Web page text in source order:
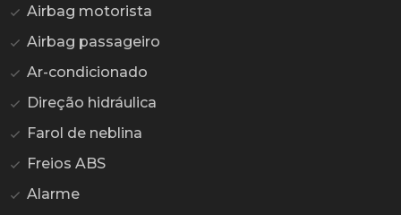
Airbag motorista
Airbag passageiro
Ar-condicionado
Direção hidráulica
Farol de neblina
Freios ABS
Alarme